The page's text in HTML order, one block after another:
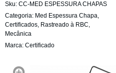
Sku: CC-MED ESPESSURA CHAPAS
Categoria: Med Espessura Chapa,
Certificados, Rastreado à RBC,
Mecânica
Marca: Certificado